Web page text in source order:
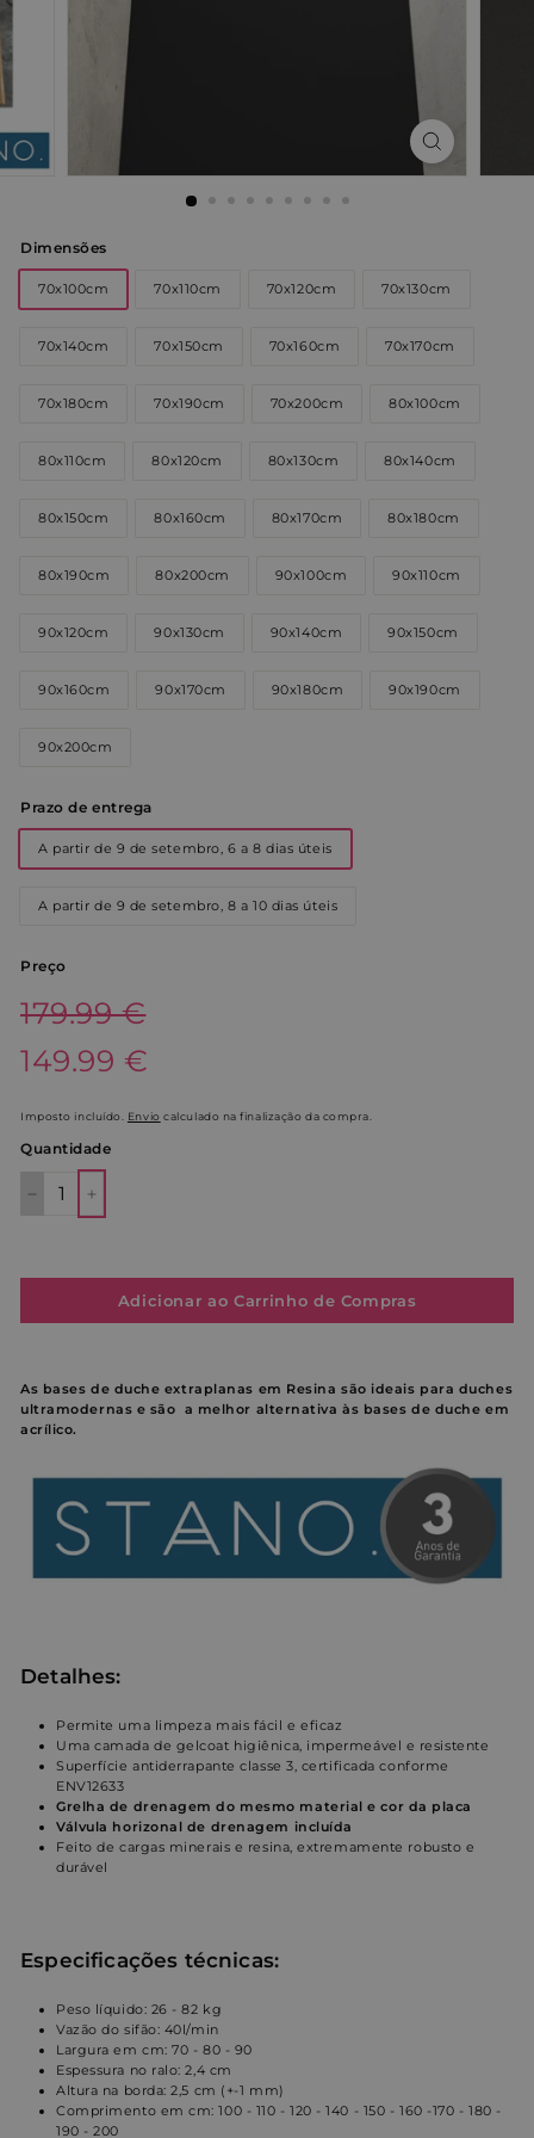
Dimensões
70x100cm 70x110cm 70x120cm 70x130cm
70x140cm 70x150cm 70x160cm 70x170cm
70x180cm 70x190cm 70x200cm 80x100cm
80x110cm 80x120cm 80x130cm 80x140cm
80x150cm 80x160cm 80x170cm 80x180cm
80x190cm 80x200cm 90x100cm 90x110cm
90x120cm 90x130cm 90x140cm 90x150cm
90x160cm 90x170cm 90x180cm 90x190cm
90x200cm
Prazo de entrega
A partir de 9 de setembro, 6 a 8 dias úteis
A partir de 9 de setembro, 8 a 10 dias úteis
Preço
Preço
normal
179.99€
179.99 €
Preço
de
149.99€
149.99 €
Imposto incluído. Envio calculado na finalização da compra.
Quantidade
Adicionar ao Carrinho de Compras
As bases de duche extraplanas em Resina são ideais para duches
ultramodernas e são a melhor alternativa às bases de duche em
acrílico.
Detalhes:
Permite uma limpeza mais fácil e eficaz
Uma camada de gelcoat higiênica, impermeável e resistente
Superfície antiderrapante classe 3, certificada conforme
ENV12633
Grelha de drenagem do mesmo material e cor da placa
Válvula horizonal de drenagem incluída
Feito de cargas minerais e resina, extremamente robusto e
durável
Especificações técnicas:
Peso líquido: 26 - 82 kg
Vazão do sifão: 40l/min
Largura em cm: 70 - 80 - 90
Espessura no ralo: 2,4 cm
Altura na borda: 2,5 cm (+-1 mm)
Comprimento em cm: 100 - 110 - 120 - 140 - 150 - 160 -170 - 180 -
190 - 200